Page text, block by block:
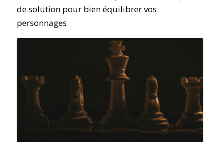
de solution pour bien équilibrer vos
personnages.